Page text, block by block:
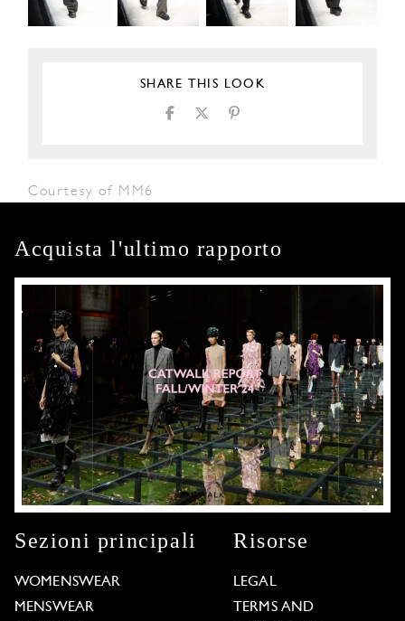
SHARE THIS LOOK
Courtesy of MM6
Acquista l'ultimo rapporto
Sezioni principali
WOMENSWEAR
MENSWEAR
Risorse
LEGAL
TERMS AND